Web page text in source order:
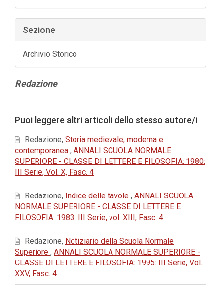
Sezione
Archivio Storico
Contenuto
Redazione
dell'articolo
Puoi leggere altri articoli dello stesso autore/i
Redazione, Storia medievale, moderna e
contemporanea , ANNALI SCUOLA NORMALE
SUPERIORE - CLASSE DI LETTERE E FILOSOFIA: 1980:
III Serie, Vol. X, Fasc. 4
Redazione, Indice delle tavole , ANNALI SCUOLA
NORMALE SUPERIORE - CLASSE DI LETTERE E
FILOSOFIA: 1983: III Serie, vol. XIII, Fasc. 4
Redazione, Notiziario della Scuola Normale
Superiore , ANNALI SCUOLA NORMALE SUPERIORE -
CLASSE DI LETTERE E FILOSOFIA: 1995: III Serie, Vol.
XXV, Fasc. 4